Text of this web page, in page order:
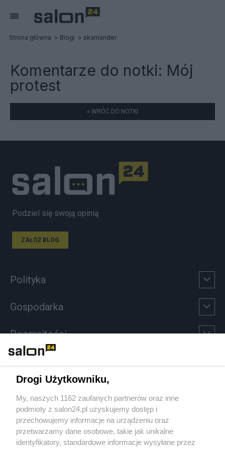
Strona główna Blogi skamander
Komentarze do notki: Mój
protest
« WRÓĆ DO NOTKI
Podziel się swoją opinią
ZAŁÓŻ BLOG
Polityka
Gospodarka
Rozmaitości
Sport
Społeczeństwo
Kultura
Drogi Użytkowniku,
My, naszych 1162 zaufanych partnerów oraz inne
podmioty z salon24.pl uzyskujemy dostęp i
przechowujemy informacje na urządzeniu oraz
przetwarzamy dane osobowe, takie jak unikalne
identyfikatory, standardowe informacje wysyłane przez